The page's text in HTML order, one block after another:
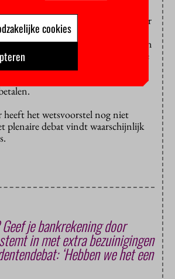
basisbeurs afschaffen per september
en masterstudenten vallen
stelsel, net als wo-bachelorstudenten
jaar over hun opleiding doen. Als de
gaat de aanvullende beurs
studenten twintig jaar langer de
heeft het wetsvoorstel nog niet
plenaire debat vindt waarschijnlijk
je bankrekening door
in met extra bezuinigingen
‘Hebben we het een
cookies